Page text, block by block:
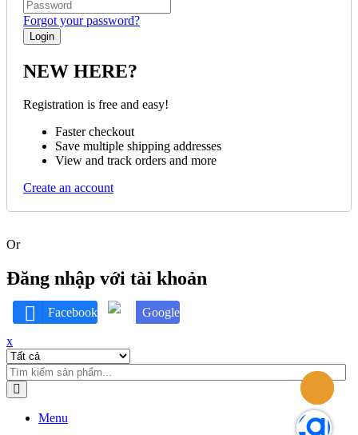
Forgot your password?
NEW HERE?
Registration is free and easy!
Faster checkout
Save multiple shipping addresses
View and track orders and more
Create an account
Or
Đăng nhập với tài khoản
Facebook Google
x
Menu